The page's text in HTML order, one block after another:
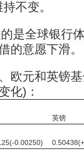
不变。
是全球银行
的意愿下滑。
欧元和英镑
化)：
英镑
0.00250)